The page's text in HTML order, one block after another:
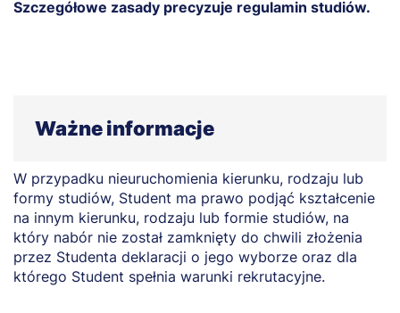
Szczegółowe zasady precyzuje regulamin studiów.
Ważne informacje
W przypadku nieuruchomienia kierunku, rodzaju lub
formy studiów, Student ma prawo podjąć kształcenie
na innym kierunku, rodzaju lub formie studiów, na
który nabór nie został zamknięty do chwili złożenia
przez Studenta deklaracji o jego wyborze oraz dla
którego Student spełnia warunki rekrutacyjne.